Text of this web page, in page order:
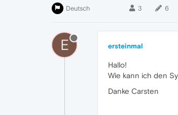
Deutsch 3 6
E ersteinmal
Hallo!
Wie kann ich den
Danke Carsten